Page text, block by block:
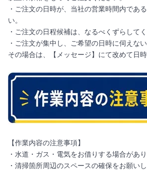
・ご注文の日時が、当社の営業時間内であ
い。
・ご注文の日程候補は、なるべくずらしてく
・ご注文が集中し、ご希望の日時に伺えな
その場合は、【メッセージ】にて改めて日時
【作業内容の注意事項】
・水道・ガス・電気をお借りする場合があり
・清掃箇所周辺のスペースの確保をお願いし